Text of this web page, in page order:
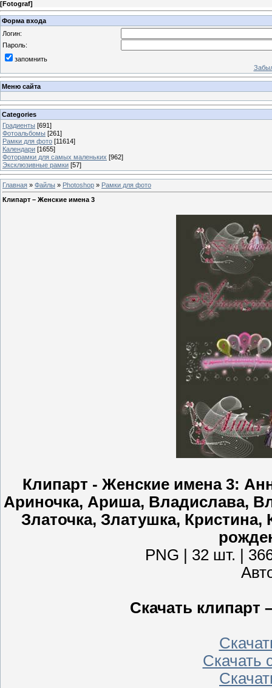
[Fotograf]
Форма входа
Логин:
Пароль:
запомнить
Меню сайта
Categories
Градиенты [691]
Фотоальбомы [261]
Рамки для фото [11614]
Календари [1655]
Фоторамки для самых маленьких [962]
Эксклюзивные рамки [57]
Главная » Файлы » Photoshop » Рамки для фото
Клипарт – Женские имена 3
Клипарт - Женские имена 3:
Ариночка, Ариша, Владислава,
Златочка, Златушка,
PNG | 32 шт. |
Скачать клипарт
Скачать